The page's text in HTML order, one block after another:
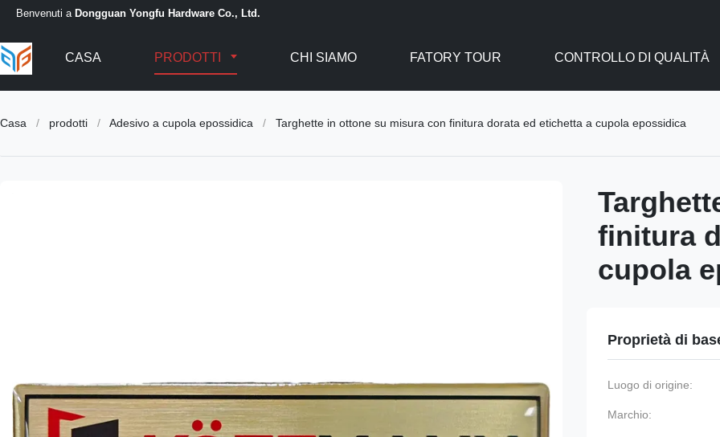
Benvenuti a Dongguan Yongfu Hardware Co., Ltd.
CASA PRODOTTI CHI SIAMO FATORY TOUR CONTROLLO DI QUALITÀ
Casa / prodotti / Adesivo a cupola epossidica / Targhette in ottone su misura con finitura dorata ed etichetta a cupola epossidica
finitura
cupola
Proprietà di
Luogo di origine:
Marchio: